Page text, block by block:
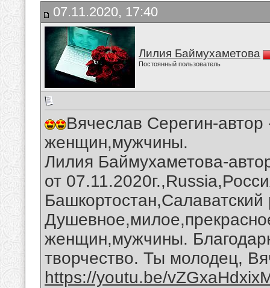
07.11.2020, 17:40
Лилия Баймухаметова
Постоянный пользователь
Вячеслав Серегин-
женщин,мужчины.
Лилия Баймухаметова-
от
женщин,мужчины.
творчество. Ты молодец,
https://youtu.be/